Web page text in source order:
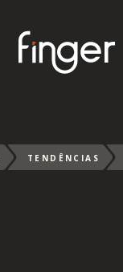
TENDÊNCIAS